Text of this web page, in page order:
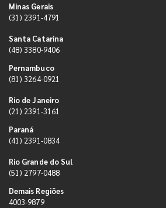
Minas Gerais
(31) 2391-4791
Santa Catarina
(48) 3380-9406
Pernambuco
(81) 3264-0921
Rio de Janeiro
(21) 2391-3161
Paraná
(41) 2391-0834
Rio Grande do Sul
(51) 2797-0488
Demais Regiões
4003-9879